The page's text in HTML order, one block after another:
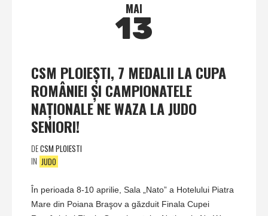
MAI
13
CSM PLOIEŞTI, 7 MEDALII LA CUPA
ROMÂNIEI ŞI CAMPIONATELE
NAŢIONALE NE WAZA LA JUDO
SENIORI!
DECSM PLOIESTI
IN JUDO
În perioada 8-10 aprilie, Sala „Nato” a Hotelului Piatra
Mare din Poiana Braşov a găzduit Finala Cupei